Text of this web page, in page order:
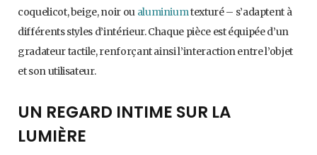
coquelicot, beige, noir ou aluminiumtexturé – s’adaptent à
différents styles d’intérieur. Chaque pièce est équipée d’un
gradateur tactile, renforçant ainsi l’interaction entre l’objet
et son utilisateur.
UN REGARD INTIME SUR LA
LUMIÈRE